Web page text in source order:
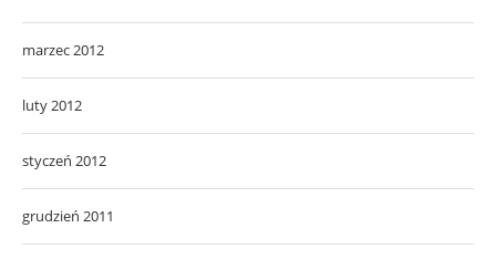
marzec 2012
luty 2012
styczeń 2012
grudzień 2011